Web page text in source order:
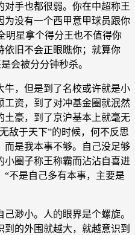
手也都很弱。你在中超称王
为没有一个西甲意甲球员跟你
明星拿个得分王也不值得你
依旧不会正眼瞧你；就算你
会被分分钟秒杀。
，但是到了名校或许就是小
工资，到了对冲基金圈就泯然
土豪，到了京沪基本上就毫无
敌于天下”的时候，何不反思
而是我本事不够。自己没足够
小圈子称王称霸而沾沾自喜进
不是自己多有本事，主要是
渺小。人的眼界是个螺旋。
的外围就越大，就越意识到